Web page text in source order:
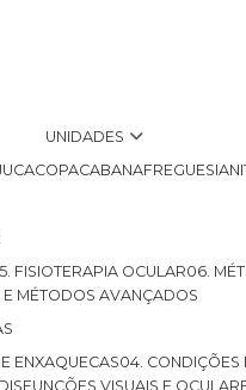
UNIDADES
COPACABANA FREGUESIA
05. FISIOTERAPIA OCULAR
06.
E MÉTODOS AVANÇADOS
E ENXAQUECAS
04.
DISFUNÇÕES VISUAIS E